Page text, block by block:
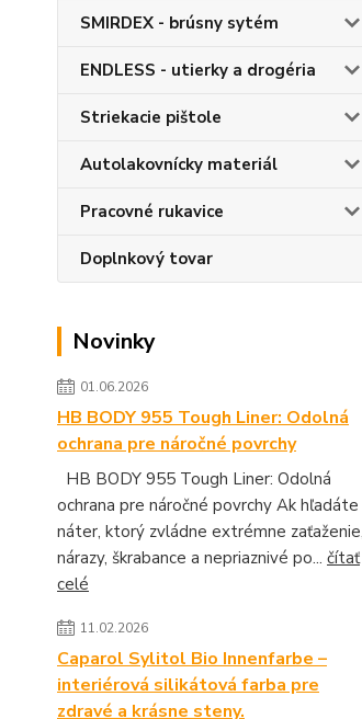
SMIRDEX - brúsny sytém
ENDLESS - utierky a drogéria
Striekacie pištole
Autolakovnícky materiál
Pracovné rukavice
Doplnkový tovar
Novinky
01.06.2026
HB BODY 955 Tough Liner: Odolná
ochrana pre náročné povrchy
HB BODY 955 Tough Liner: Odolná
ochrana pre náročné povrchy Ak hľadáte
náter, ktorý zvládne extrémne zaťaženie,
nárazy, škrabance a nepriaznivé po... čítať
celé
11.02.2026
Caparol Sylitol Bio Innenfarbe –
interiérová silikátová farba pre
zdravé a krásne steny.